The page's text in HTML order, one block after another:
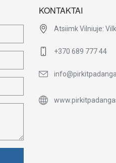
KONTAKTAI
Atsiimk Vilniuje:
+370 689 777 44